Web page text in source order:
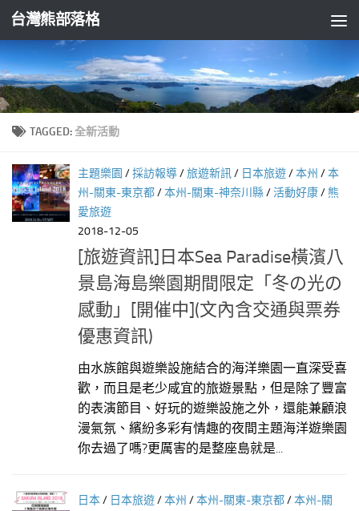
Skip to content
台灣熊部落格
TAGGED: 全新活動
主題樂園 /採訪報導/旅遊新訊/ 日本旅遊/本州 /本
州-關東-東京都/本州-關東-神奈川縣/活動好康/ 熊
愛旅遊
2018-12-05
[旅遊資訊]日本Sea Paradise橫濱八
景島海島樂園期間限定「冬の光の
感動」[開催中](文內含交通與票券
優惠資訊)
由水族館與遊樂設施結合的海洋樂園一直深受喜
歡，而且是老少咸宜的旅遊景點，但是除了豐富
的表演節目、好玩的遊樂設施之外，還能兼顧浪
漫氣氛、繽紛多彩有情趣的夜間主題海洋遊樂園
你去過了嗎?更厲害的是整座島就是...
日本/ 日本旅遊/本州 /本州-關東-東京都/本州-關